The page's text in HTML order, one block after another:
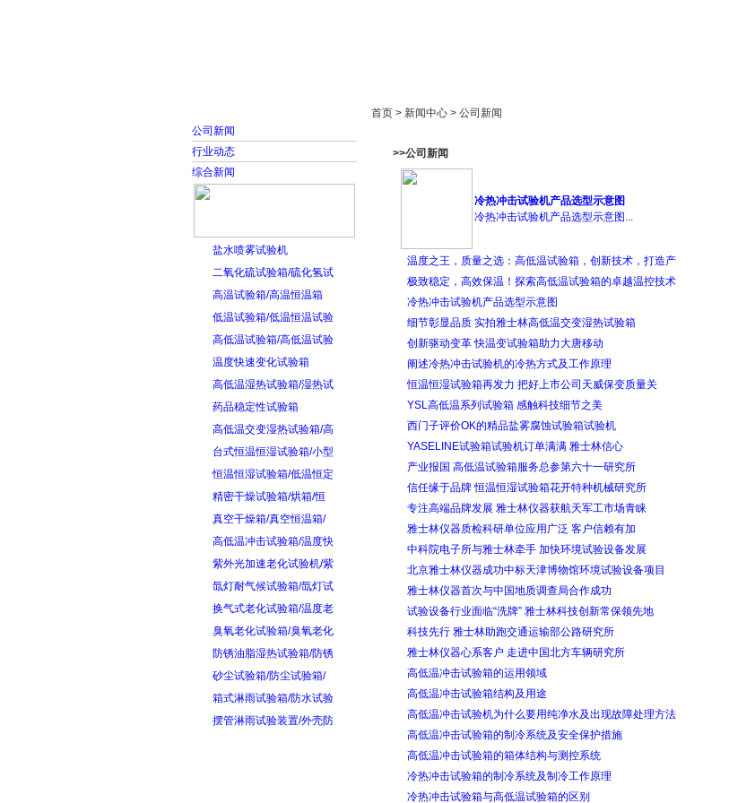
公司新闻
行业动态
综合新闻
盐水喷雾试验机
二氧化硫试验箱/硫化氢试
高温试验箱/高温恒温箱
低温试验箱/低温恒温试验
高低温试验箱/高低温试验
温度快速变化试验箱
高低温湿热试验箱/湿热试
药品稳定性试验箱
高低温交变湿热试验箱/高
台式恒温恒湿试验箱/小型
恒温恒湿试验箱/低温恒定
精密干燥试验箱/烘箱/恒
真空干燥箱/真空恒温箱/
高低温冲击试验箱/温度快
紫外光加速老化试验机/紫
氙灯耐气候试验箱/氙灯试
换气式老化试验箱/温度老
臭氧老化试验箱/臭氧老化
防锈油脂湿热试验箱/防锈
砂尘试验箱/防尘试验箱/
箱式淋雨试验箱/防水试验
摆管淋雨试验装置/外壳防
首页 > 新闻中心 > 公司新闻
>>公司新闻
冷热冲击试验机产品选型示意图
冷热冲击试验机产品选型示意图...
温度之王，质量之选：高低温试验箱，创新技术，打造产
极致稳定，高效保温！探索高低温试验箱的卓越温控技术
冷热冲击试验机产品选型示意图
细节彰显品质 实拍雅士林高低温交变湿热试验箱
创新驱动变革 快温变试验箱助力大唐移动
阐述冷热冲击试验机的冷热方式及工作原理
恒温恒湿试验箱再发力 把好上市公司天威保变质量关
YSL高低温系列试验箱 感触科技细节之美
西门子评价OK的精品盐雾腐蚀试验箱试验机
YASELINE试验箱试验机订单满满 雅士林信心
产业报国 高低温试验箱服务总参第六十一研究所
信任缘于品牌 恒温恒湿试验箱花开特种机械研究所
专注高端品牌发展 雅士林仪器获航天军工市场青睐
雅士林仪器质检科研单位应用广泛 客户信赖有加
中科院电子所与雅士林牵手 加快环境试验设备发展
北京雅士林仪器成功中标天津博物馆环境试验设备项目
雅士林仪器首次与中国地质调查局合作成功
试验设备行业面临“洗牌” 雅士林科技创新常保领先地
科技先行 雅士林助跑交通运输部公路研究所
雅士林仪器心系客户 走进中国北方车辆研究所
高低温冲击试验箱的运用领域
高低温冲击试验箱结构及用途
高低温冲击试验机为什么要用纯净水及出现故障处理方法
高低温冲击试验箱的制冷系统及安全保护措施
高低温冲击试验箱的箱体结构与测控系统
冷热冲击试验箱的制冷系统及制冷工作原理
冷热冲击试验箱与高低温试验箱的区别